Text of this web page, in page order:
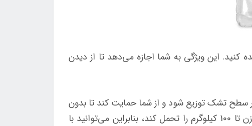
کنید. این ویژگی به شما اجازه می‌دهد تا از دیدن
سطح تشک توزیع شود و از شما حمایت کند تا بدون
نگرانی از سقوط در آب، بتوانید به سوی اطراف حرکت کنید. این تشک بادی اینتکس قادر است تا وزن تا 100 کیلوگرم را تحمل کند، بنابراین می‌توانید با